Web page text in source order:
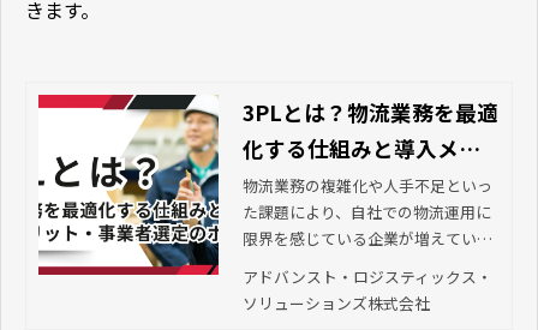
きます。
3PLとは？物流業務を最適
化する仕組みと導入メリ
ット・事業者選定のポイ
ント
物流業務の複雑化や人手不足といっ
た課題により、自社での物流運用に
限界を感じている企業が増えていま
す。そこで注目されているのが“3P
L”です。この記事では、3PLの基本概
念から、導入のメリット・デメリッ
アドバンスト・ロジスティックス・
ソリューションズ株式会社